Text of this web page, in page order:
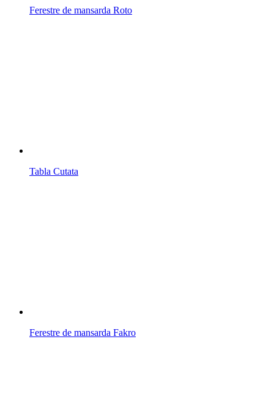
Ferestre de mansarda Roto
Tabla Cutata
Ferestre de mansarda Fakro